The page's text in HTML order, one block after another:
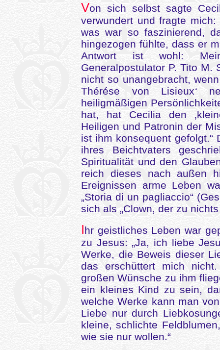
Von sich selbst sagte
verwundert und fragte
was war so faszinierend,
hingezogen fühlte, dass er
Antwort ist wohl:
Generalpostulator P. Tito M.
nicht so unangebracht,
Thérése von Lisieux‘
heiligmäßigen
hat, hat Cecilia den
Heiligen und Patronin der
ist ihm konsequent gefolgt.“
ihres Beichtvaters
Spiritualität und den
reich dieses nach außen
Ereignissen arme Leben
„Storia di un pagliaccio“
sich als „Clown, der zu
Ihr geistliches Leben war
zu Jesus: „Ja, ich liebe
Werke, die Beweis dieser
das erschüttert mich
großen Wünsche zu ihm
ein kleines Kind zu sein,
welche Werke kann man
Liebe nur durch
kleine, schlichte
wie sie nur wollen.“